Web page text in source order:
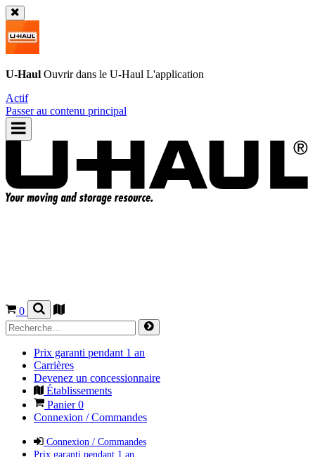
U-Haul Ouvrir dans le U-Haul L'application
Actif
Passer au contenu principal
0
Prix garanti pendant 1 an
Carrières
Devenez un concessionnaire
Établissements
Panier0
Connexion / Commandes
Connexion / Commandes
Prix garanti pendant 1 an